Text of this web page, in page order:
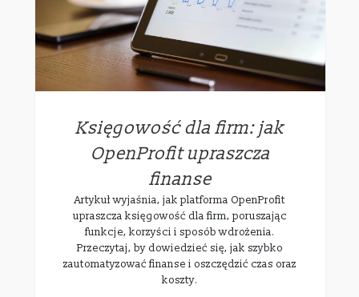
Księgowość dla firm: jak
OpenProfit upraszcza
finanse
Artykuł wyjaśnia, jak platforma OpenProfit
upraszcza księgowość dla firm, poruszając
funkcje, korzyści i sposób wdrożenia.
Przeczytaj, by dowiedzieć się, jak szybko
zautomatyzować finanse i oszczędzić czas oraz
koszty.